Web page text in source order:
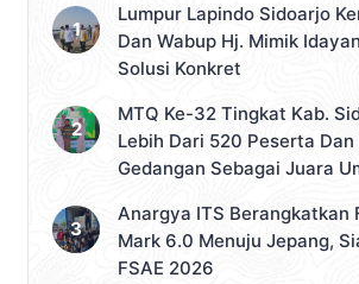
Lumpur Lapindo Sidoarjo
Dan Wabup Hj. Mimik
Solusi Konkret
MTQ Ke-32 Tingkat Kab.
Lebih Dari 520 Peserta Dan
Gedangan Sebagai Juara
Anargya ITS Berangkatkan
Mark 6.0 Menuju Jepang,
FSAE 2026